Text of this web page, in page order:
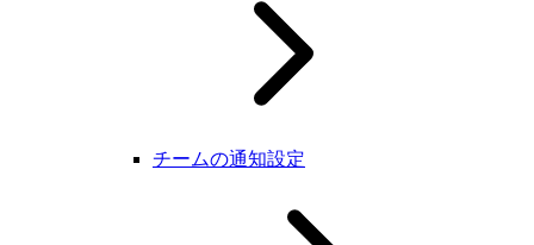
チームの通知設定